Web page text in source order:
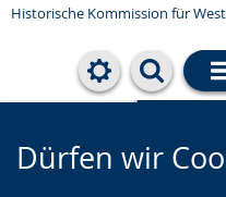
Historische Kommission für
Cookie-
Dürfen wir